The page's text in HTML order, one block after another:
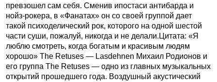
превзошел сам себя. Сменив ипостаси антибарда и
нойз-рокера, в «Фанатах» он со своей группой дает
такой психоделический рок, которого на одной шестой
части суши, пожалуй, никогда и не делали.Цитата: «Я
люблю смотреть, когда богатым и красивым людям
хорошо» The Retuses — Lasdehnen Михаил Родионов и
его группа The Retuses — одно из главных музыкальных
открытий прошедшего года. Воздушный акустический